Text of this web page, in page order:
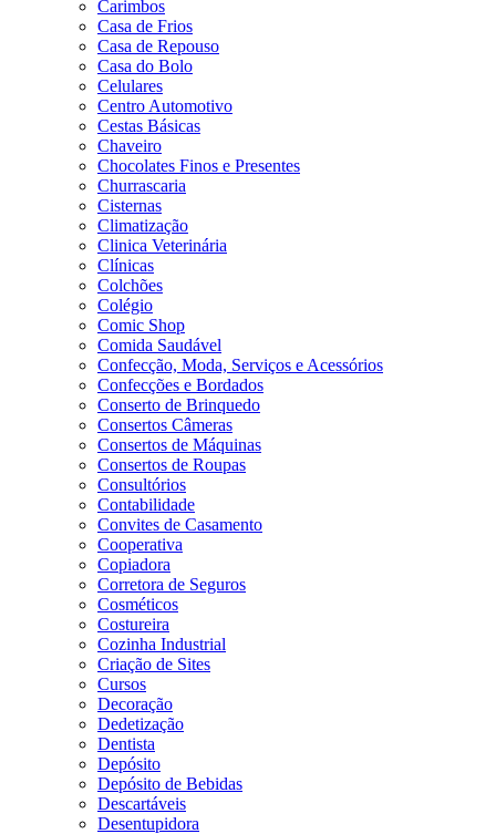
Carimbos
Casa de Frios
Casa de Repouso
Casa do Bolo
Celulares
Centro Automotivo
Cestas Básicas
Chaveiro
Chocolates Finos e Presentes
Churrascaria
Cisternas
Climatização
Clinica Veterinária
Clínicas
Colchões
Colégio
Comic Shop
Comida Saudável
Confecção, Moda, Serviços e Acessórios
Confecções e Bordados
Conserto de Brinquedo
Consertos Câmeras
Consertos de Máquinas
Consertos de Roupas
Consultórios
Contabilidade
Convites de Casamento
Cooperativa
Copiadora
Corretora de Seguros
Cosméticos
Costureira
Cozinha Industrial
Criação de Sites
Cursos
Decoração
Dedetização
Dentista
Depósito
Depósito de Bebidas
Descartáveis
Desentupidora